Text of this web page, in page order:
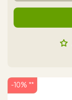
-10% **